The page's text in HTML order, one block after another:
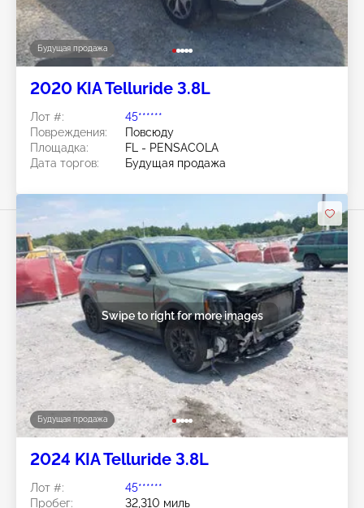
Будущая продажа
2020 KIA Telluride 3.8L
Лот #:
45******
Повреждения:
Повсюду
Площадка:
FL - PENSACOLA
Дата торгов:
Будущая продажа
Будущая продажа
Swipe to right for more images
2024 KIA Telluride 3.8L
Лот #:
45******
Пробег:
32,310 миль